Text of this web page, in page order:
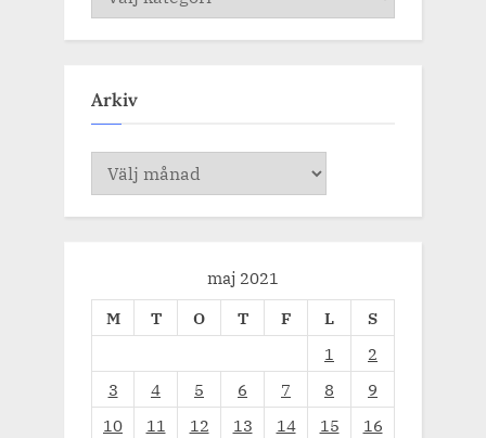
Arkiv
Arkiv
maj 2021
M
T O T F L
S
1
2
3
4 5 6 7 8
9
10
11 12 13 14 15
16